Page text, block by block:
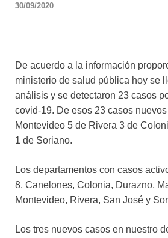
30/09/2020
De acuerdo a la información
ministerio de salud pública hoy se
análisis y se detectaron 23 casos
covid-19. De esos 23 casos
Montevideo 5 de Rivera 3 de
1 de Soriano.
Los departamentos con casos
8, Canelones, Colonia, Durazno,
Montevideo, Rivera, San José y
Los tres nuevos casos en nuestro